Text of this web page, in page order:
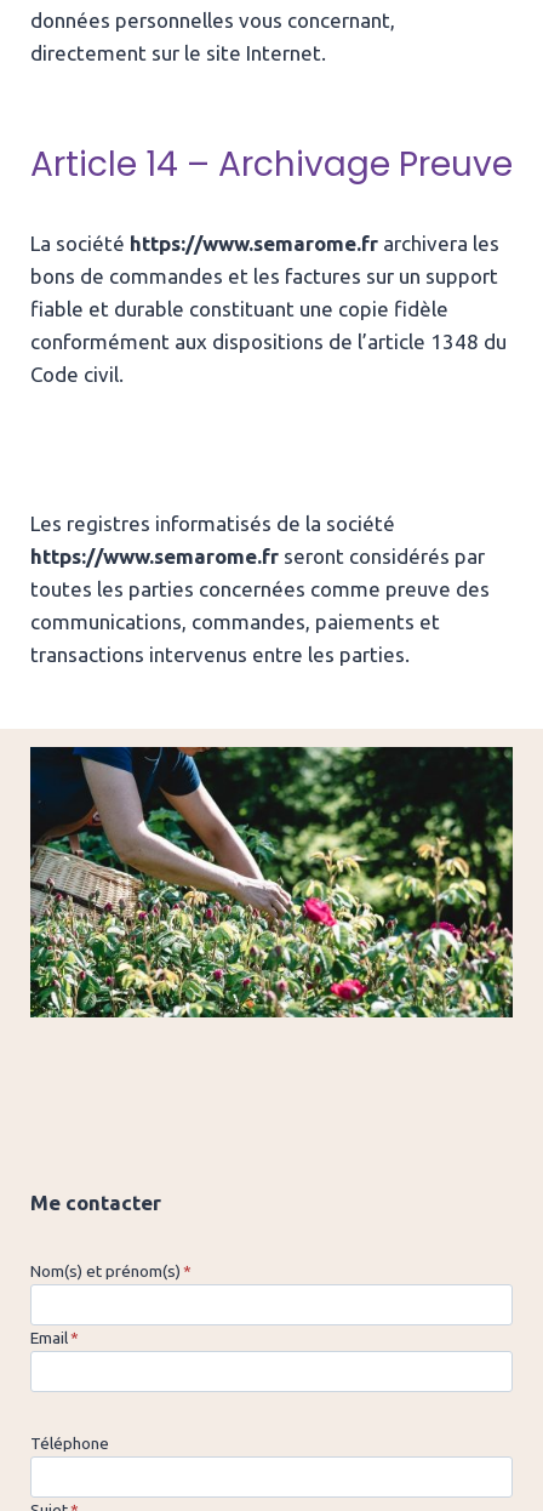
données personnelles vous concernant,
directement sur le site Internet.
Article 14 – Archivage Preuve
La société https://www.semarome.fr archivera les
bons de commandes et les factures sur un support
fiable et durable constituant une copie fidèle
conformément aux dispositions de l’article 1348 du
Code civil.
Les registres informatisés de la société
https://www.semarome.fr seront considérés par
toutes les parties concernées comme preuve des
communications, commandes, paiements et
transactions intervenus entre les parties.
Me contacter
Nom(s) et prénom(s)*
Email*
Téléphone